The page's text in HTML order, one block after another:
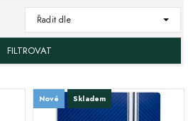
Řadit dle
FILTROVAT
Nové Skladem